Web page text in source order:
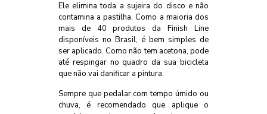
Ele elimina toda a sujeira do disco e não
contamina a pastilha. Como a maioria dos
mais de 40 produtos da Finish Line
disponíveis no Brasil, é bem simples de
ser aplicado. Como não tem acetona, pode
até respingar no quadro da sua bicicleta
que não vai danificar a pintura.
Sempre que pedalar com tempo úmido ou
chuva, é recomendado que aplique o